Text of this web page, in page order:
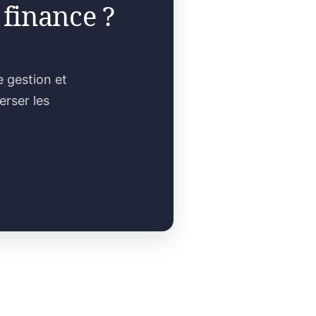
?
gestion et
les